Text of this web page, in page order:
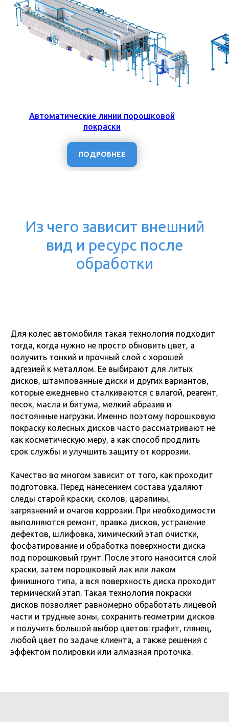
Автоматические линии порошковой
покраски
ПОДРОБНЕЕ
Из чего зависит внешний
вид и ресурс после
обработки
Для колес автомобиля такая технология подходит
тогда, когда нужно не просто обновить цвет, а
получить тонкий и прочный слой с хорошей
адгезией к металлом. Ее выбирают для литых
дисков, штампованные диски и других вариантов,
которые ежедневно сталкиваются с влагой, реагент,
песок, масла и битума, мелкий абразив и
постоянные нагрузки. Именно поэтому порошковую
покраску колесных дисков часто рассматривают не
как косметическую меру, а как способ продлить
срок службы и улучшить защиту от коррозии.
Качество во многом зависит от того, как проходит
подготовка. Перед нанесением состава удаляют
следы старой краски, сколов, царапины,
загрязнений и очагов коррозии. При необходимости
выполняются ремонт, правка дисков, устранение
дефектов, шлифовка, химический этап очистки,
фосфатирование и обработка поверхности диска
под порошковый грунт. После этого наносится слой
краски, затем порошковый лак или лаком
финишного типа, а вся поверхность диска проходит
термический этап. Такая технология покраски
дисков позволяет равномерно обработать лицевой
части и трудные зоны, сохранить геометрии дисков
и получить большой выбор цветов: графит, глянец,
любой цвет по задаче клиента, а также решения с
эффектом полировки или алмазная проточка.